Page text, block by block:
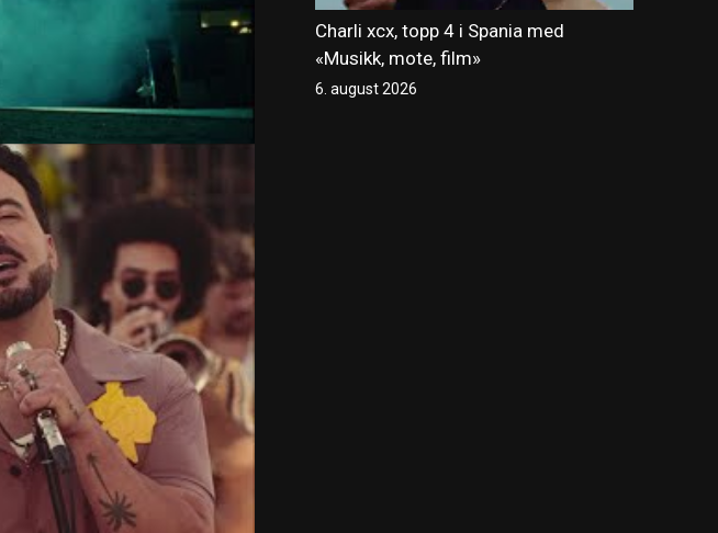
Charli xcx, topp 4 i Spania med
«Musikk, mote, film»
6. august 2026